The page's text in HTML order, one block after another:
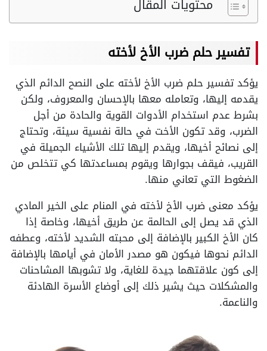
محتويات المقال
تفسير حلم ضرب الأخ لأخته
يؤكد تفسير حلم ضرب الأخ لأخته على النصح الدائم الذي
يقدمه إليها، وتعامله معها بالإحسان والمعروف، ولكن
بشرط عدم استخدام الأدوات القوية والحادة من أجل
الضرب، وقد تكون الأخت في حالة نفسية سيئة، وتحتاج
إلى نصائح أخيها، ويقدم إليها تلك الأشياء الجميلة في
القريب، فيقف بجوارها ويقوم بمساعدتها كي تتخلص من
الضغوط التي تعاني منها.
يؤكد معنى ضرب الأخ لأخته في المنام على الخير المادي
الذي قد يصل إلى الحالمة عن طريق أخيها، وخاصة إذا
كان الأخ الكبير بالإضافة إلى محبته الشديد لأخته، وعطفه
الدائم نحوها فيكون هو مصدر الأمان في أيامها بالإضافة
إلى كون علاقتهما جيدة للغاية، ولا تشوبها المشاحنات
والمشكلات حيث يشير ذلك إلى أوضاع الأسرة الهادئة
والناعمة.